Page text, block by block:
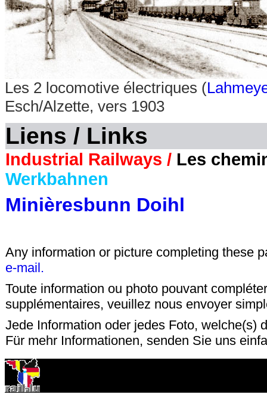
Les 2 locomotive électriques (
Esch/Alzette, vers 1903
Liens / Links
Industrial Railways / Les
Werkbahnen
Minièresbunn Doihl
Any information or picture completing these
e-mail.
Toute information ou photo pouvant
supplémentaires, veuillez nous envoyer
Jede Information oder jedes Foto, welche(s)
Für mehr Informationen, senden Sie uns